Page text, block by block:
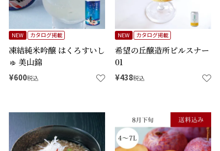
凍結純米吟醸 はくろすいし
ゅ 美山錦
NEW カタログ掲載
¥600税込
希望の丘醸造所ピルスナー
01
NEW カタログ掲載
¥438税込